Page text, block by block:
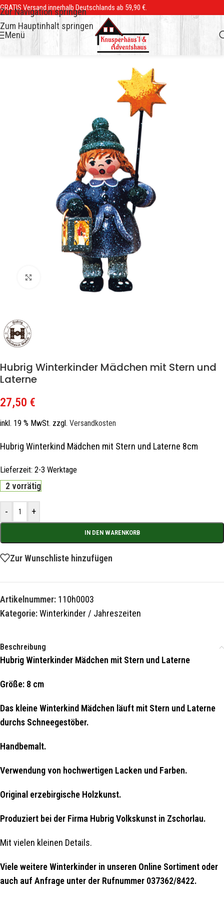
Zur Navigation springen
Zum Hauptinhalt springen
GRATIS Versand innerhalb Deutschlands ab 59,90 €.
Menü
Zum Vergrößern klicken
Hubrig Winterkinder Mädchen mit Stern und
Laterne
27,50 €
inkl. 19 % MwSt. zzgl. Versandkosten
Hubrig Winterkind Mädchen mit Stern und Laterne 8cm
Lieferzeit: 2-3 Werktage
2 vorrätig
- +
IN DEN WARENKORB
Zur Wunschliste hinzufügen
Artikelnummer: 110h0003
Kategorie:Winterkinder / Jahreszeiten
Beschreibung
Hubrig Winterkinder Mädchen mit Stern und Laterne
Größe: 8 cm
Das kleine Winterkind Mädchen läuft mit Stern und Laterne
durchs Schneegestöber.
Handbemalt.
Verwendung von hochwertigen Lacken und Farben.
Original erzebirgische Holzkunst.
Produziert bei der Firma Hubrig Volkskunst in Zschorlau.
Mit vielen kleinen Details.
Viele weitere Winterkinder in unseren Online Sortiment oder
auch auf Anfrage unter der Rufnummer 037362/8422.